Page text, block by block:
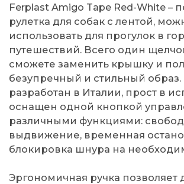
Ferplast Amigo Tape Red-White –
рулетка для собак с лентой,
использовать для прогулок в
путешествий. Всего один
сможете заменить крышку и
безупречный и стильный
разработан в Италии, прост в
оснащен одной кнопкой
различными функциями:
выдвижение, временная
блокировка шнура на
Эргономичная ручка позволяет